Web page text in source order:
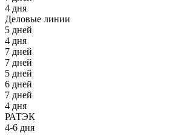
4 дня
Деловые линии
5 дней
4 дня
7 дней
7 дней
5 дней
6 дней
7 дней
4 дня
РАТЭК
4-6 дня